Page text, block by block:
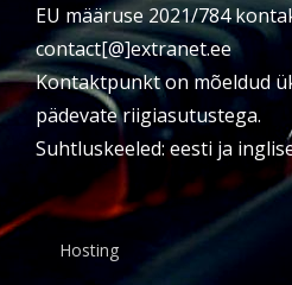
EU määruse 2021/784
contact[@]extranet.ee
Kontaktpunkt on mõeldud
pädevate riigiasutustega.
Suhtluskeeled: eesti ja
Hosting